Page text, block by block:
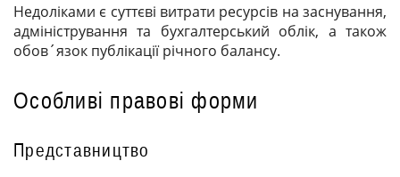
Недоліками є суттєві витрати ресурсів на заснування,
адміністрування та бухгалтерський облік, а також
обов´язок публікації річного балансу.
Особливі правові форми
Представництво